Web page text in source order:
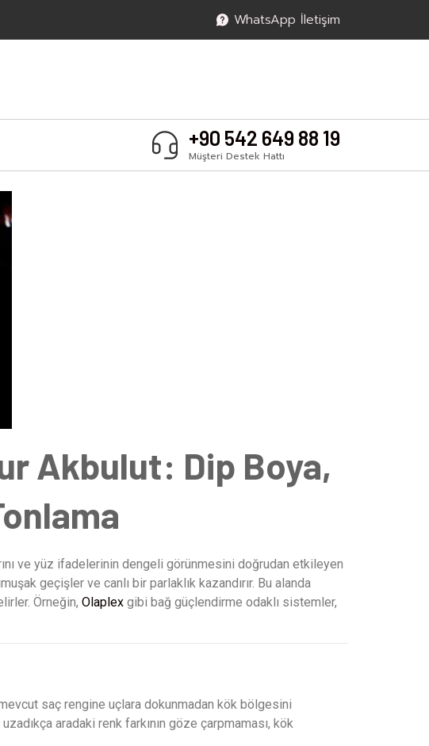
WhatsApp İletişim
+90 542 649 88 19
Müşteri Destek Hattı
Akbulut: Dip Boya,
ve yüz ifadelerinin dengeli görünmesini doğrudan etkileyen
geçişler ve canlı bir parlaklık kazandırır. Bu alanda
Örneğin, Olaplex gibi bağ güçlendirme odaklı sistemler,
saç rengine uçlara dokunmadan kök bölgesini
aradaki renk farkının göze çarpmaması, kök